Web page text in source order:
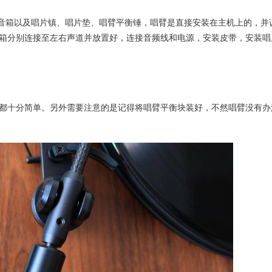
以及唱片镇、唱片垫、唱臂平衡锤，唱臂是直接安装在主机上的，并
分别连接至左右声道并放置好，连接音频线和电源，安装皮带，安装
十分简单。另外需要注意的是记得将唱臂平衡块装好，不然唱臂没有